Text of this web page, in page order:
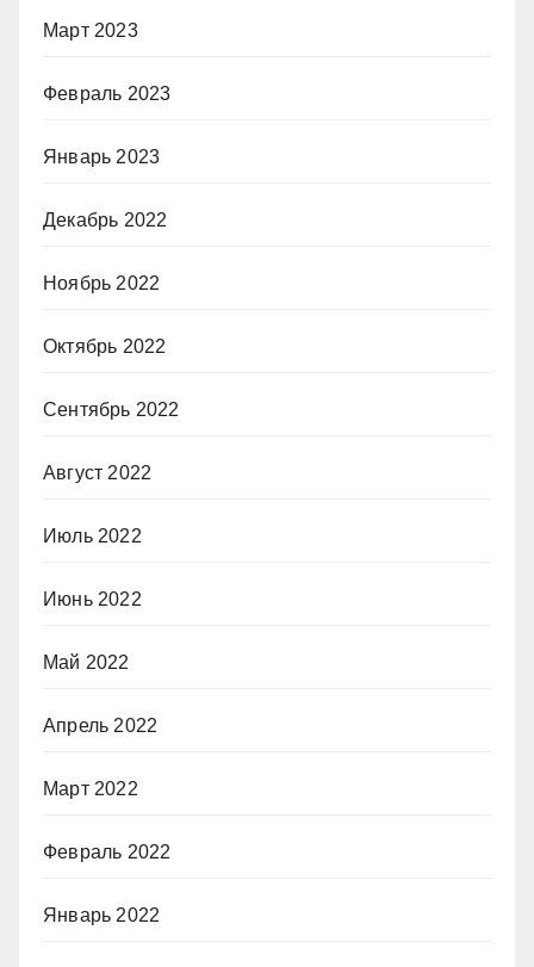
Март 2023
Февраль 2023
Январь 2023
Декабрь 2022
Ноябрь 2022
Октябрь 2022
Сентябрь 2022
Август 2022
Июль 2022
Июнь 2022
Май 2022
Апрель 2022
Март 2022
Февраль 2022
Январь 2022